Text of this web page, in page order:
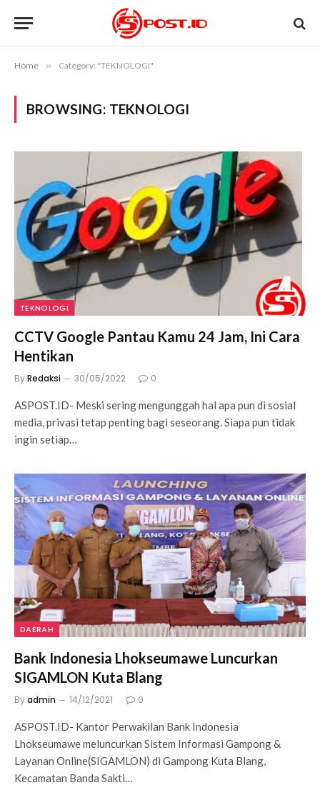
Home » Category: "TEKNOLOGI"
BROWSING: TEKNOLOGI
TEKNOLOGI
CCTV Google Pantau Kamu 24 Jam, Ini Cara
Hentikan
ByRedaksi 30/05/2022 0
ASPOST.ID- Meski sering mengunggah hal apa pun di sosial
media, privasi tetap penting bagi seseorang. Siapa pun tidak
ingin setiap…
DAERAH
Bank Indonesia Lhokseumawe Luncurkan
SIGAMLON Kuta Blang
Byadmin 14/12/2021 0
ASPOST.ID- Kantor Perwakilan Bank Indonesia
Lhokseumawe meluncurkan Sistem Informasi Gampong &
Layanan Online(SIGAMLON) di Gampong Kuta Blang,
Kecamatan Banda Sakti…